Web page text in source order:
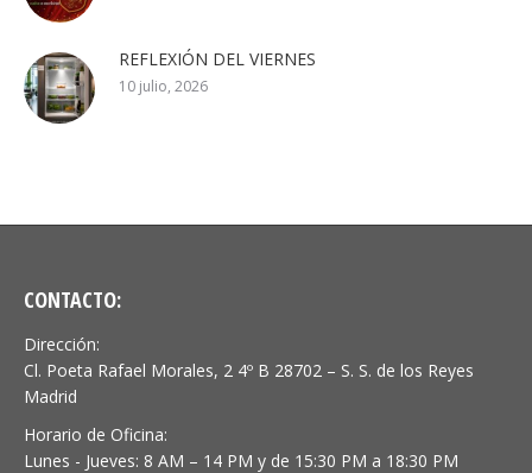
REFLEXIÓN DEL VIERNES
10 julio, 2026
CONTACTO:
Dirección:
Cl. Poeta Rafael Morales, 2 4º B 28702 – S. S. de los Reyes
Madrid
Horario de Oficina:
Lunes - Jueves: 8 AM – 14 PM y de 15:30 PM a 18:30 PM